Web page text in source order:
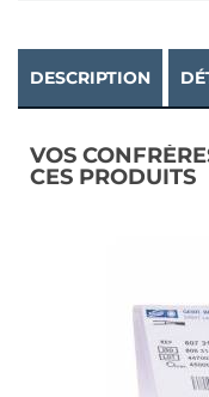
DESCRIPTION
VOS
CES PRODUITS